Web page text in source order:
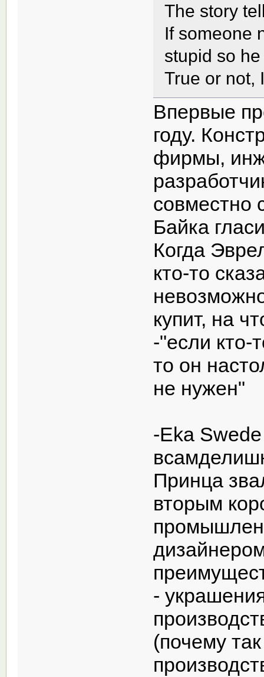
The story
If someone
stupid so
True or not,
Впервые
году.
фирмы,
совместно
Байка
Когда
кто-то
купит, на
-"если кто-
то он
не нужен"
-Eka
Принца
вторым
-
(почему